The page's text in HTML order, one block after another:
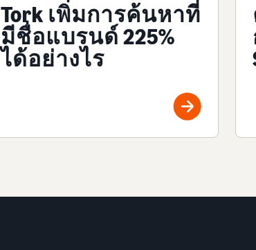
Tork เพิ่มการค้นหาที่
มีชื่อแบรนด์ 225%
ได้อย่างไร